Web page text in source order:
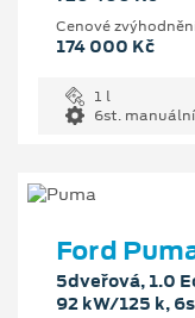
Cenové
174 000 Kč
1 l
6st. manuální
Ford
5dveřová, 1.0
92 kW/125 k,